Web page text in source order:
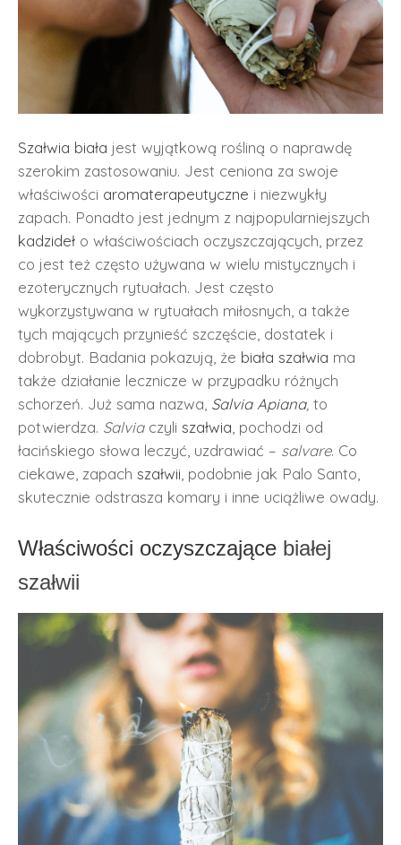
Szałwia biała jest wyjątkową rośliną o naprawdę
szerokim zastosowaniu. Jest ceniona za swoje
właściwości aromaterapeutyczne i niezwykły
zapach. Ponadto jest jednym z najpopularniejszych
kadzideł o właściwościach oczyszczających, przez
co jest też często używana w wielu mistycznych i
ezoterycznych rytuałach. Jest często
wykorzystywana w rytuałach miłosnych, a także
tych mających przynieść szczęście, dostatek i
dobrobyt. Badania pokazują, że biała szałwia ma
także działanie lecznicze w przypadku różnych
schorzeń. Już sama nazwa, Salvia Apiana, to
potwierdza. Salviaczyli szałwia, pochodzi od
łacińskiego słowa leczyć, uzdrawiać – salvare. Co
ciekawe, zapach szałwii, podobnie jak Palo Santo,
skutecznie odstrasza komary i inne uciążliwe owady.
Właściwości oczyszczające białej
szałwii